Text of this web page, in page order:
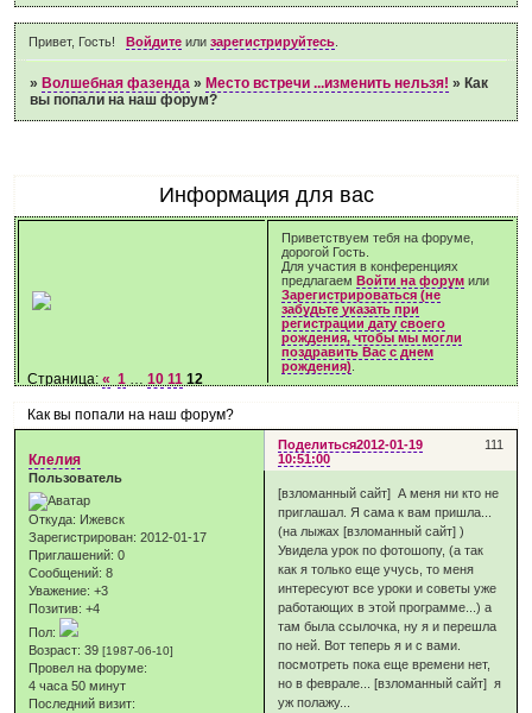
Привет, Гость! Войдитеили зарегистрируйтесь.
» Волшебная фазенда » Место встречи ...изменить нельзя! » Как
вы попали на наш форум?
Информация для вас
Приветствуем тебя на форуме,
дорогой Гость.
Для участия в конференциях
предлагаемВойти на форум или
Зарегистрироваться (не
забудьте указать при
регистрации дату своего
рождения, чтобы мы могли
поздравить Вас с днем
рождения)
Как вы попали на наш форум?
Страница:« 1 … 10 11 12
Поделиться 111
2012-01-19
10:51:00
Клелия
Пользователь
Откуда: Ижевск
Зарегистрирован: 2012-01-17
Приглашений: 0
Сообщений: 8
Уважение: +3
Позитив: +4
Пол:
Возраст: 39[1987-06-10]
Провел на форуме:
4 часа 50 минут
Последний визит:
[взломанный сайт] А меня ни кто не
приглашал. Я сама к вам пришла...
(на лыжах [взломанный сайт] )
Увидела урок по фотошопу, (а так
как я только еще учусь, то меня
интересуют все уроки и советы уже
работающих в этой программе...) а
там была ссылочка, ну я и перешла
по ней. Вот теперь я и с вами.
посмотреть пока еще времени нет,
но в феврале... [взломанный сайт] я
уж полажу...